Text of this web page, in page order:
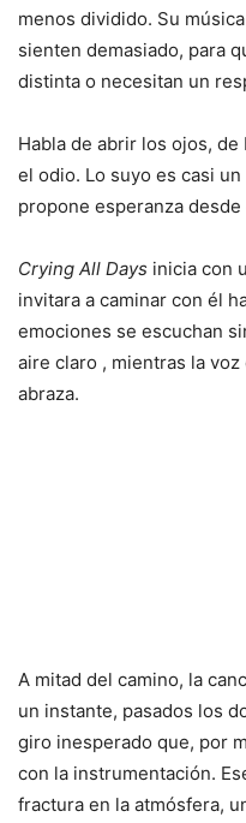
menos dividido. Su
sienten demasiado, para
distinta o necesitan un
Habla de abrir los ojos,
el odio. Lo suyo es casi
propone esperanza
Crying All Days inicia con
invitara a caminar con él
emociones se escuchan
aire claro , mientras la
abraza.
A mitad del camino, la
un instante, pasados los
giro inesperado que, por
con la instrumentación.
fractura en la atmósfera,